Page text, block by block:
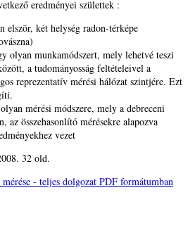
eredményei születtek :
elször, két helység radon-térképe
olyan munkamódszert, mely lehetvé teszi
a tudományosság feltételeivel a
reprezentatív mérési hálózat szintjére. Ezt
mérési módszere, mely a debreceni
az összehasonlító mérésekre alapozva
vezet
32 old.
- teljes dolgozat PDF formátumban